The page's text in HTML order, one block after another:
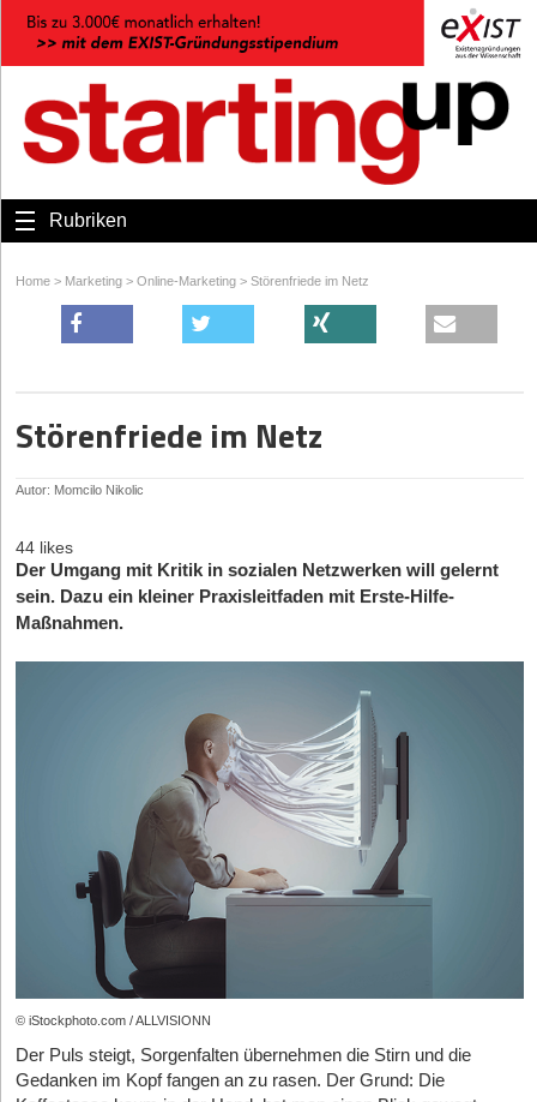
Rubriken
Home > Marketing > Online-Marketing > Störenfriede im Netz
Störenfriede im Netz
Autor: Momcilo Nikolic
44 likes
Der Umgang mit Kritik in sozialen Netzwerken will gelernt
sein. Dazu ein kleiner Praxisleitfaden mit Erste-Hilfe-
Maßnahmen.
© iStockphoto.com / ALLVISIONN
Der Puls steigt, Sorgenfalten übernehmen die Stirn und die
Gedanken im Kopf fangen an zu rasen. Der Grund: Die